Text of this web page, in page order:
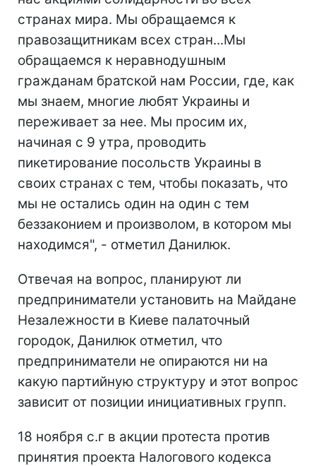
странах мира. Мы обращаемся к
правозащитникам всех стран...Мы
обращаемся к неравнодушным
гражданам братской нам России, где, как
мы знаем, многие любят Украины и
переживает за нее. Мы просим их,
начиная с 9 утра, проводить
пикетирование посольств Украины в
своих странах с тем, чтобы показать, что
мы не остались один на один с тем
беззаконием и произволом, в котором мы
находимся", - отметил Данилюк.
Отвечая на вопрос, планируют ли
предприниматели установить на Майдане
Незалежности в Киеве палаточный
городок, Данилюк отметил, что
предприниматели не опираются ни на
какую партийную структуру и этот вопрос
зависит от позиции инициативных групп.
18 ноября с.г в акции протеста против
принятия проекта Налогового кодекса